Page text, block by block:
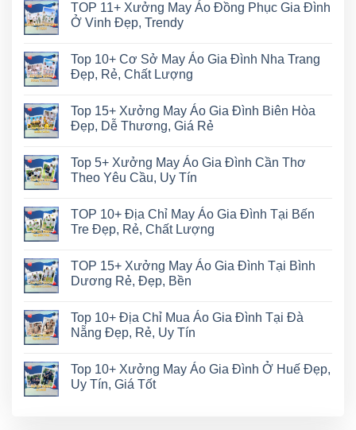
TOP 11+ Xưởng May Áo Đồng Phục Gia Đình
Ở Vinh Đẹp, Trendy
Top 10+ Cơ Sở May Áo Gia Đình Nha Trang
Đẹp, Rẻ, Chất Lượng
Top 15+ Xưởng May Áo Gia Đình Biên Hòa
Đẹp, Dễ Thương, Giá Rẻ
Top 5+ Xưởng May Áo Gia Đình Cần Thơ
Theo Yêu Cầu, Uy Tín
TOP 10+ Địa Chỉ May Áo Gia Đình Tại Bến
Tre Đẹp, Rẻ, Chất Lượng
TOP 15+ Xưởng May Áo Gia Đình Tại Bình
Dương Rẻ, Đẹp, Bền
Top 10+ Địa Chỉ Mua Áo Gia Đình Tại Đà
Nẵng Đẹp, Rẻ, Uy Tín
Top 10+ Xưởng May Áo Gia Đình Ở Huế Đẹp,
Uy Tín, Giá Tốt